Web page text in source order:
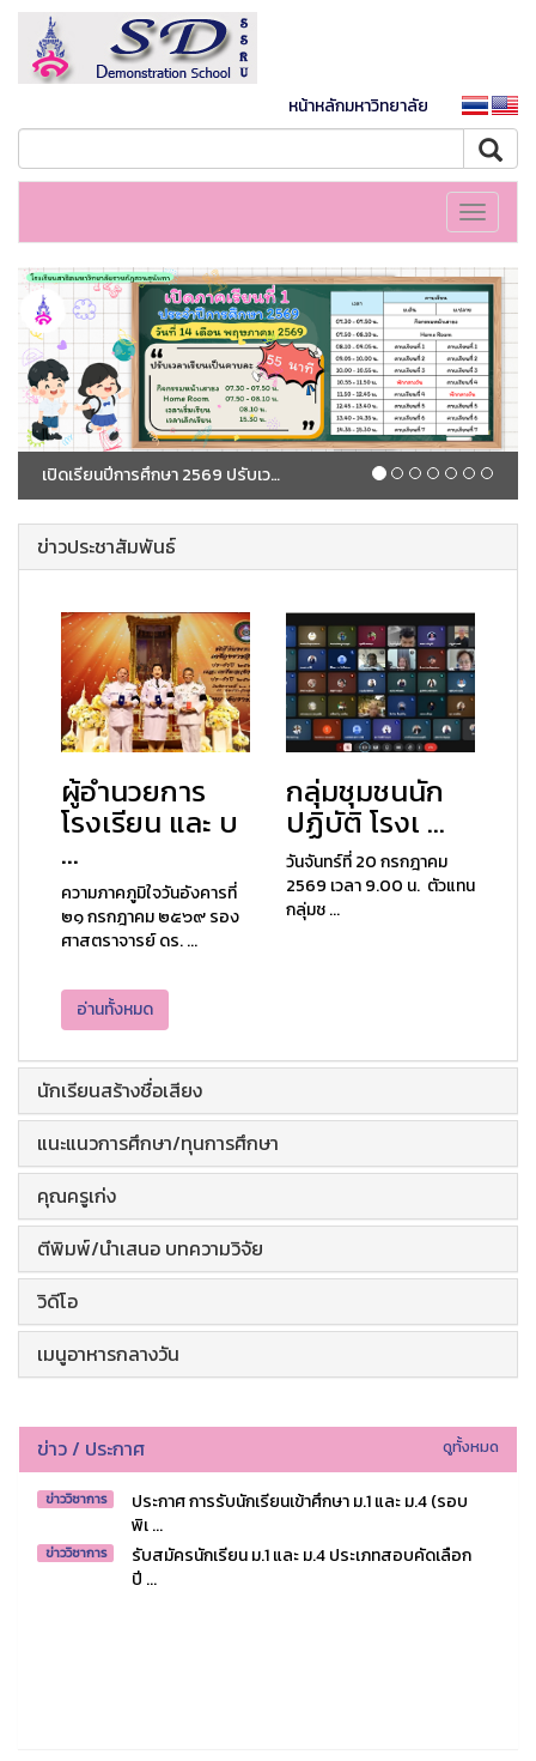
หน้าหลักมหาวิทยาลัย
Toggle
เปิดเรียนปีการศึกษา 2569 ปรับเวลาเรียนเป็นคาบละ 55 นาที
ข่าวประชาสัมพันธ์
ผู้อำนวยการ
โรงเรียน และ บ
...
ความภาคภูมิใจวันอังคารที่
๒๑ กรกฎาคม ๒๕๖๙ รอง
ศาสตราจารย์ ดร. ...
กลุ่มชุมชนนัก
ปฏิบัติ โรงเ ...
วันจันทร์ที่ 20 กรกฎาคม
2569 เวลา 9.00 น. ตัวแทน
กลุ่มช ...
อ่านทั้งหมด
นักเรียนสร้างชื่อเสียง
แนะแนวการศึกษา/ทุนการศึกษา
คุณครูเก่ง
ตีพิมพ์/นำเสนอ บทความวิจัย
วิดีโอ
เมนูอาหารกลางวัน
ข่าว / ประกาศ ดูทั้งหมด
ข่าววิชาการ
ประกาศ การรับนักเรียนเข้าศึกษา ม.1 และ ม.4 (รอบ
พิเ ...
ข่าววิชาการ
รับสมัครนักเรียน ม.1 และ ม.4 ประเภทสอบคัดเลือก
ปี ...